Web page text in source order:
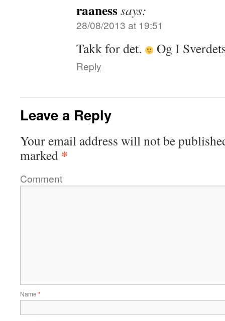
raanesssays:
28/08/2013 at 19:51
Takk for det. Og I
Reply
Leave a Reply
Your email address will not be
marked *
Comment
Name *